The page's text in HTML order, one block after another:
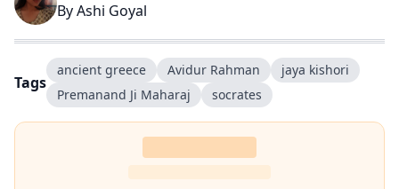
ByAshi Goyal
Tags
ancient greece Avidur Rahman
jaya kishori
Premanand Ji Maharaj
socrates